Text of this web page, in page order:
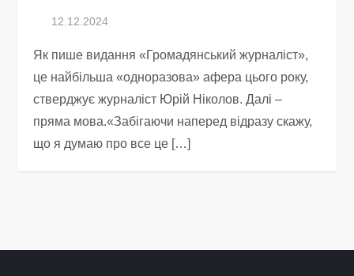
Як пише видання «Громадянський журналіст»,
це найбільша «одноразова» афера цього року,
стверджує журналіст Юрій Ніколов. Далі –
пряма мова.«Забігаючи наперед відразу скажу,
що я думаю про все це […]